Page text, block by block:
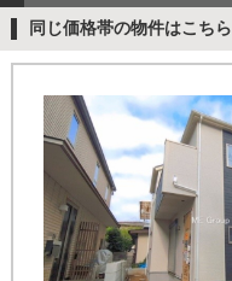
同じ価格帯の物件はこちら